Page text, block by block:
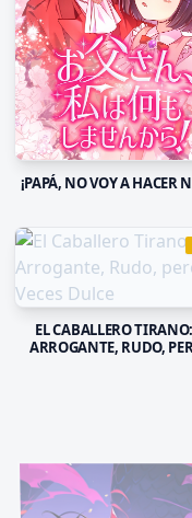
¡PAPÁ, NO VOY A HACER
EL CABALLERO
ARROGANTE, RUDO,